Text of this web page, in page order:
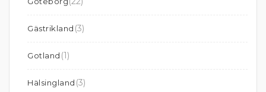
Gästrikland (3)
Gotland (1)
Hälsingland (3)